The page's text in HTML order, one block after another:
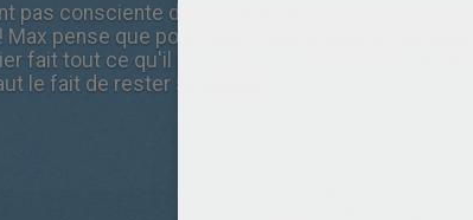
pas consciente des sentiments que Tim a pour
Max pense que pour attirer son attention, Tim
fait tout ce qu'il peut pour se transformer et
le fait de rester soi-même.